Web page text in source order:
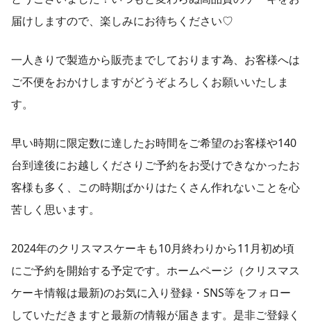
届けしますので、楽しみにお待ちください♡
一人きりで製造から販売までしております為、お客様へは
ご不便をおかけしますがどうぞよろしくお願いいたしま
す。
早い時期に限定数に達したお時間をご希望のお客様や140
台到達後にお越しくださりご予約をお受けできなかったお
客様も多く、この時期ばかりはたくさん作れないことを心
苦しく思います。
2024年のクリスマスケーキも10月終わりから11月初め頃
にご予約を開始する予定です。ホームページ（クリスマス
ケーキ情報は最新)のお気に入り登録・SNS等をフォロー
していただきますと最新の情報が届きます。是非ご登録く